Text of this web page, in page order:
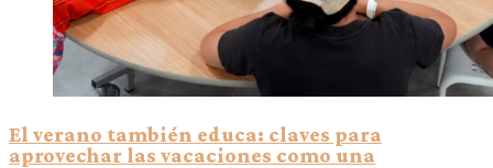
El verano también educa: claves para
aprovechar las vacaciones como una